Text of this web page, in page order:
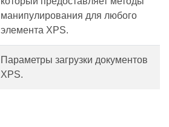
манипулирования для любого
элемента XPS.
Параметры загрузки документов
XPS.